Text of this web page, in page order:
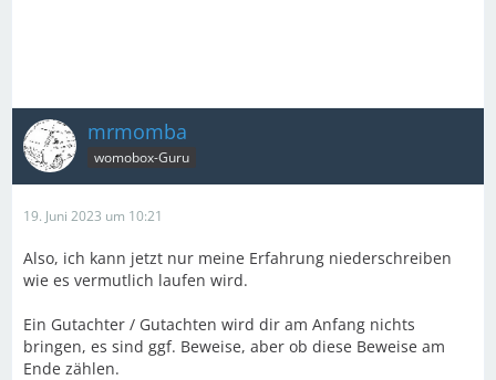
mrmomba
womobox-Guru
19. Juni 2023 um 10:21
Also, ich kann jetzt nur meine Erfahrung niederschreiben
wie es vermutlich laufen wird.
Ein Gutachter / Gutachten wird dir am Anfang nichts
bringen, es sind ggf. Beweise, aber ob diese Beweise am
Ende zählen.